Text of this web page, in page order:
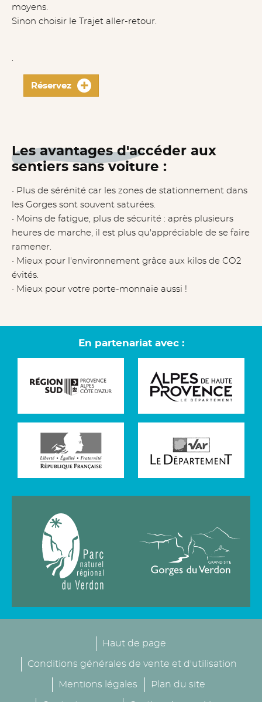
moyens.
Sinon choisir le Trajet aller-retour.
.
Réservez
Les avantages d'accéder aux
sentiers sans voiture :
• Plus de sérénité car les zones de stationnement dans
les Gorges sont souvent saturées.
• Moins de fatigue, plus de sécurité : après plusieurs
heures de marche, il est plus qu'appréciable de se faire
ramener.
• Mieux pour l'environnement grâce aux kilos de CO2
évités.
• Mieux pour votre porte-monnaie aussi !
En partenariat avec :
Haut de page
Conditions générales de vente et d'utilisation
Mentions légales Plan du site